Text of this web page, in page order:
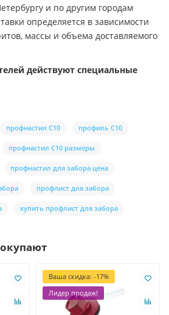
и по другим городам
определяется в зависимости
массы и объема доставляемого
действуют специальные
профнастил С10 профиль С10
профнастил С10 размеры
профнастил для забора цена
профлист для забора
купить профлист для забора
Ваша скидка: -17%
Лидер продаж!